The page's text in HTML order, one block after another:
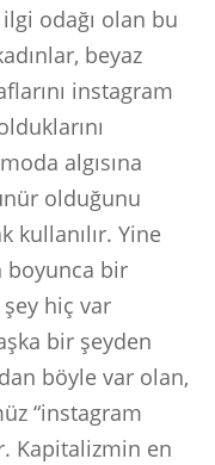
odağı olan bu
beyaz
instagram
algısına
olduğunu
kullanılır. Yine
boyunca bir
hiç var
bir şeyden
böyle var olan,
“instagram
Kapitalizmin en